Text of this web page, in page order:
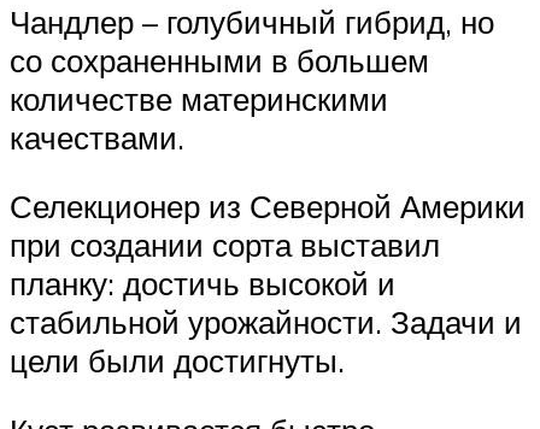
Чандлер – голубичный гибрид, но
со сохраненными в большем
количестве материнскими
качествами.
Селекционер из Северной Америки
при создании сорта выставил
планку: достичь высокой и
стабильной урожайности. Задачи и
цели были достигнуты.